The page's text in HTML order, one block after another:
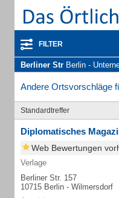
FILTER
Berliner Str Berlin - Unternehmen
Andere Ortsvorschläge
Standardtreffer
Diplomatisches
Web Bewertungen
Verlage
Berliner Str. 157
10715 Berlin - Wilmersdorf